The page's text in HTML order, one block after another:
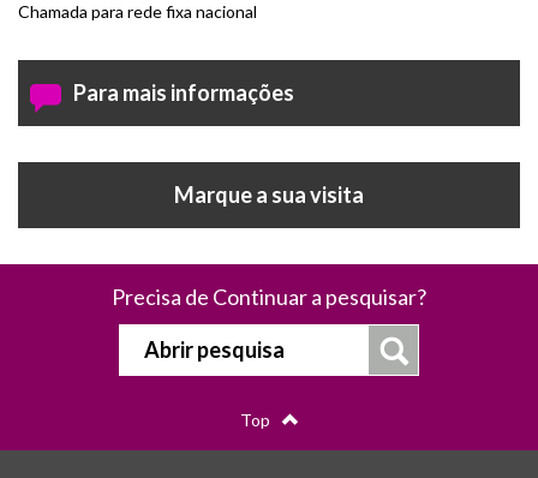
Chamada para rede fixa nacional
Para mais informações
Marque a sua visita
Precisa de Continuar a pesquisar?
Abrir pesquisa
Top